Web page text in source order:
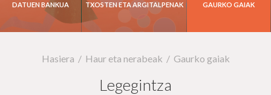
DATUEN BANKUA TXOSTEN ETA ARGITALPENAK GAURKO GAIAK
Hasiera Haur eta nerabeak Gaurko gaiak
Legegintza